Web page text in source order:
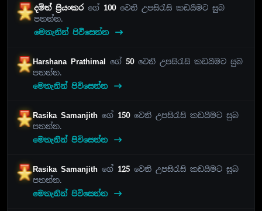
දමිත් ප්‍රියංකරගේ 100වෙනි උපසිරැසි කඩයීමට සුබ
පතන්න.
මෙතැනින් පිවිසෙන්න
Harshana Prathimal ගේ 50වෙනි උපසිරැසි කඩයීමට සුබ
පතන්න.
මෙතැනින් පිවිසෙන්න
Rasika Samanjithගේ 150වෙනි උපසිරැසි කඩයීමට සුබ
පතන්න.
මෙතැනින් පිවිසෙන්න
Rasika Samanjithගේ 125 වෙනි උපසිරැසි කඩයීමට සුබ
පතන්න.
මෙතැනින් පිවිසෙන්න